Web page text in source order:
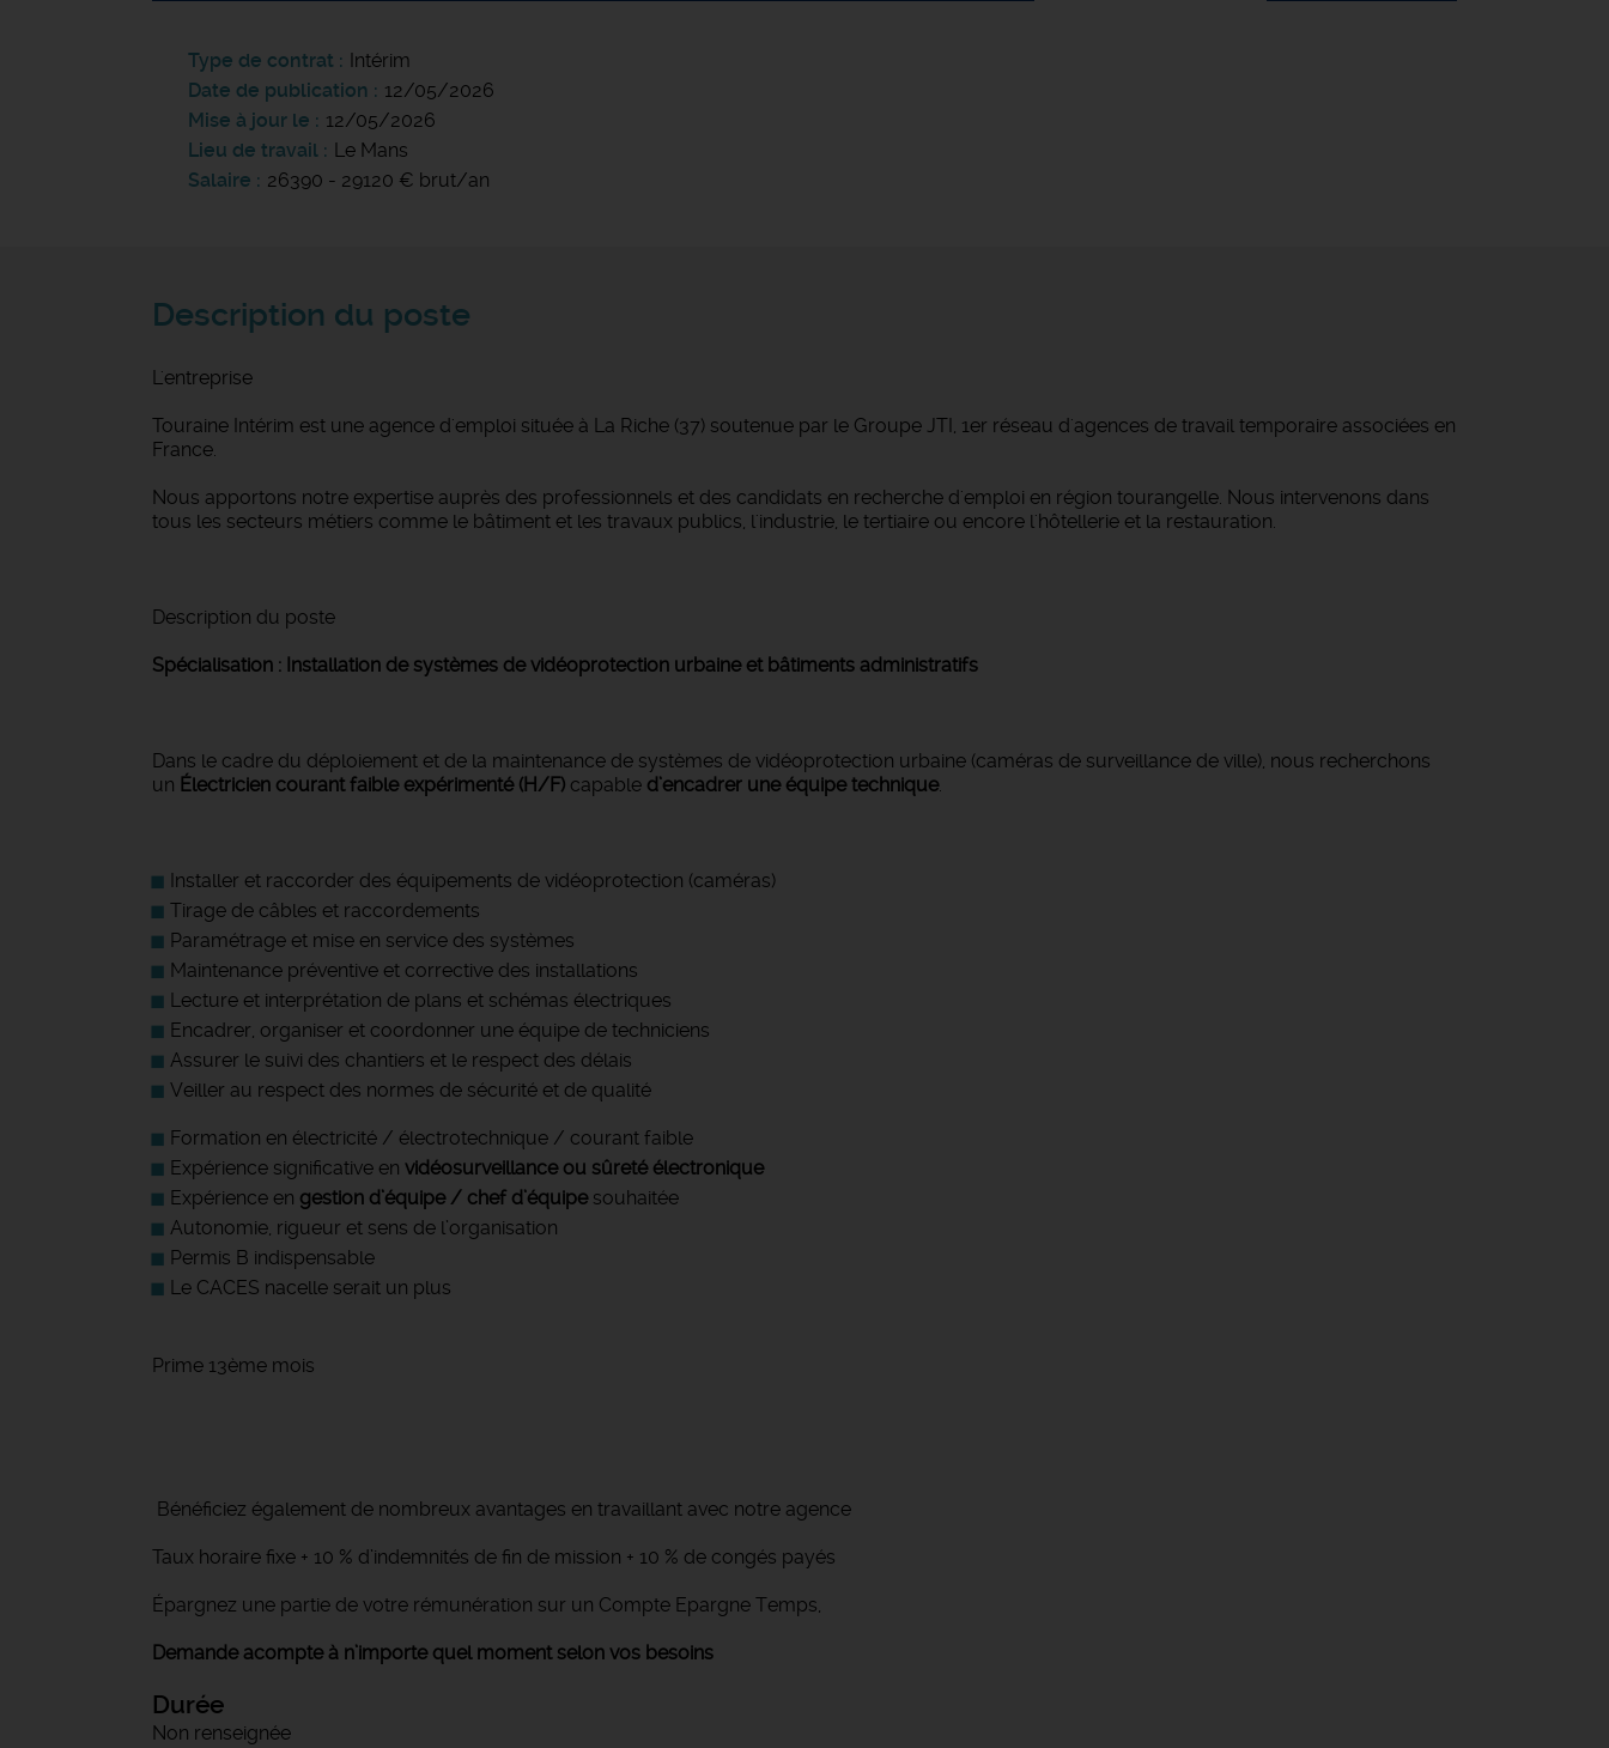
Type de contrat
Intérim
Date de publication
12/05/2026
Mise à jour le
12/05/2026
Lieu de travail
Le Mans
Salaire
26390 - 29120 € brut/an
Description du poste
L'entreprise
Touraine Intérim est une agence d'emploi située à La Riche (37) soutenue par le Groupe JTI, 1er réseau d'agences de travail temporaire associées en
France.
Nous apportons notre expertise auprès des professionnels et des candidats en recherche d'emploi en région tourangelle. Nous intervenons dans
tous les secteurs métiers comme le bâtiment et les travaux publics, l'industrie, le tertiaire ou encore l'hôtellerie et la restauration.
Description du poste
Spécialisation : Installation de systèmes de vidéoprotection urbaine et bâtiments administratifs
Dans le cadre du déploiement et de la maintenance de systèmes de vidéoprotection urbaine (caméras de surveillance de ville), nous recherchons
un Électricien courant faible expérimenté (H/F) capable d’encadrer une équipe technique.
Installer et raccorder des équipements de vidéoprotection (caméras)
Tirage de câbles et raccordements
Paramétrage et mise en service des systèmes
Maintenance préventive et corrective des installations
Lecture et interprétation de plans et schémas électriques
Encadrer, organiser et coordonner une équipe de techniciens
Assurer le suivi des chantiers et le respect des délais
Veiller au respect des normes de sécurité et de qualité
Formation en électricité / électrotechnique / courant faible
Expérience significative en vidéosurveillance ou sûreté électronique
Expérience en gestion d’équipe / chef d’équipesouhaitée
Autonomie, rigueur et sens de l’organisation
Permis B indispensable
Le CACES nacelle serait un plus
Prime 13ème mois
Bénéficiez également de nombreux avantages en travaillant avec notre agence
Taux horaire fixe + 10 % d’indemnités de fin de mission + 10 % de congés payés
Épargnez une partie de votre rémunération sur un Compte Epargne Temps,
Demande acompte à n’importe quel moment selon vos besoins
Durée
Non renseignée